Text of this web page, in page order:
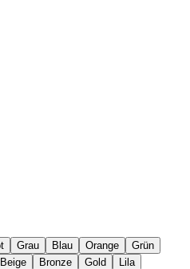
Grau Blau Orange
Grün
Beige Bronze Gold Lila